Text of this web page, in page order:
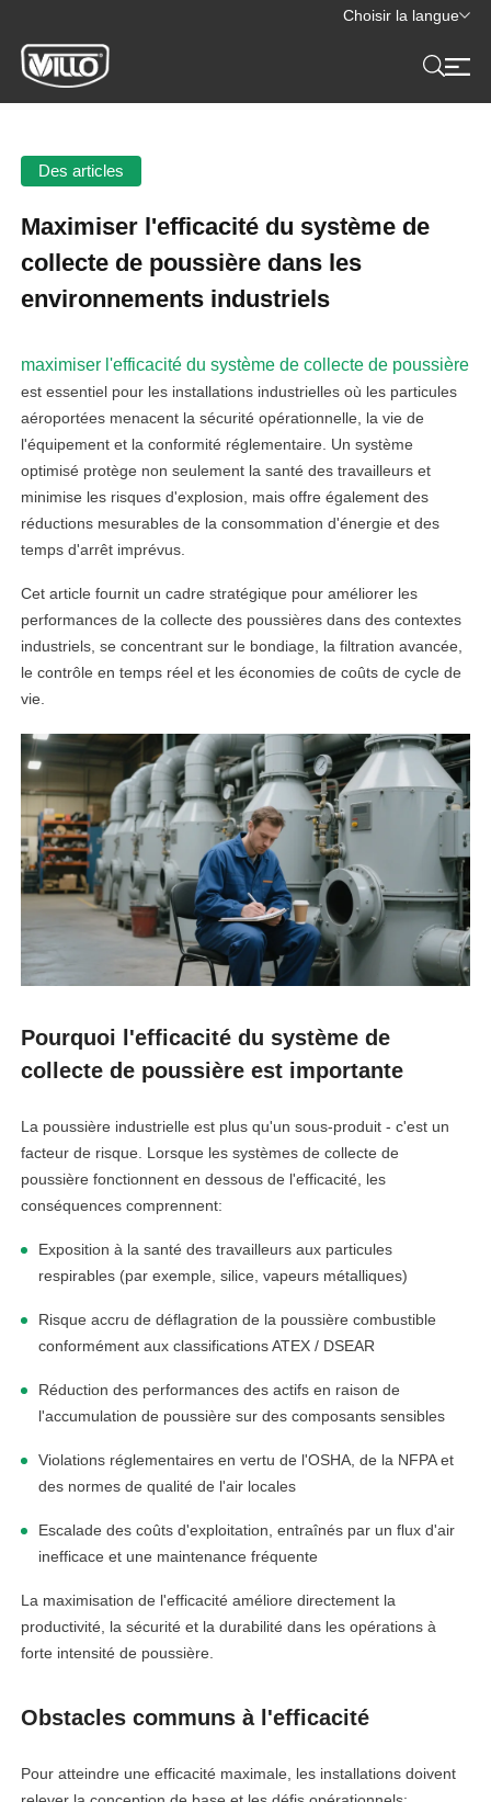
Choisir la langue
Des articles
Maximiser l'efficacité du système de
collecte de poussière dans les
environnements industriels
maximiser l'efficacité du système de collecte de poussière
est essentiel pour les installations industrielles où les particules
aéroportées menacent la sécurité opérationnelle, la vie de
l'équipement et la conformité réglementaire. Un système
optimisé protège non seulement la santé des travailleurs et
minimise les risques d'explosion, mais offre également des
réductions mesurables de la consommation d'énergie et des
temps d'arrêt imprévus.
Cet article fournit un cadre stratégique pour améliorer les
performances de la collecte des poussières dans des contextes
industriels, se concentrant sur le bondiage, la filtration avancée,
le contrôle en temps réel et les économies de coûts de cycle de
vie.
Pourquoi l'efficacité du système de
collecte de poussière est importante
La poussière industrielle est plus qu'un sous-produit - c'est un
facteur de risque. Lorsque les systèmes de collecte de
poussière fonctionnent en dessous de l'efficacité, les
conséquences comprennent:
Exposition à la santé des travailleurs aux particules
respirables (par exemple, silice, vapeurs métalliques)
Risque accru de déflagration de la poussière combustible
conformément aux classifications ATEX / DSEAR
Réduction des performances des actifs en raison de
l'accumulation de poussière sur des composants sensibles
Violations réglementaires en vertu de l'OSHA, de la NFPA et
des normes de qualité de l'air locales
Escalade des coûts d'exploitation, entraînés par un flux d'air
inefficace et une maintenance fréquente
La maximisation de l'efficacité améliore directement la
productivité, la sécurité et la durabilité dans les opérations à
forte intensité de poussière.
Obstacles communs à l'efficacité
Pour atteindre une efficacité maximale, les installations doivent